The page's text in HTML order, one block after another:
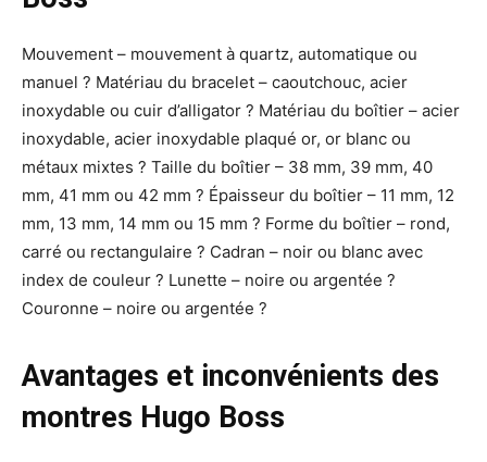
Mouvement – mouvement à quartz, automatique ou
manuel ? Matériau du bracelet – caoutchouc, acier
inoxydable ou cuir d’alligator ? Matériau du boîtier – acier
inoxydable, acier inoxydable plaqué or, or blanc ou
métaux mixtes ? Taille du boîtier – 38 mm, 39 mm, 40
mm, 41 mm ou 42 mm ? Épaisseur du boîtier – 11 mm, 12
mm, 13 mm, 14 mm ou 15 mm ? Forme du boîtier – rond,
carré ou rectangulaire ? Cadran – noir ou blanc avec
index de couleur ? Lunette – noire ou argentée ?
Couronne – noire ou argentée ?
Avantages et inconvénients des
montres Hugo Boss